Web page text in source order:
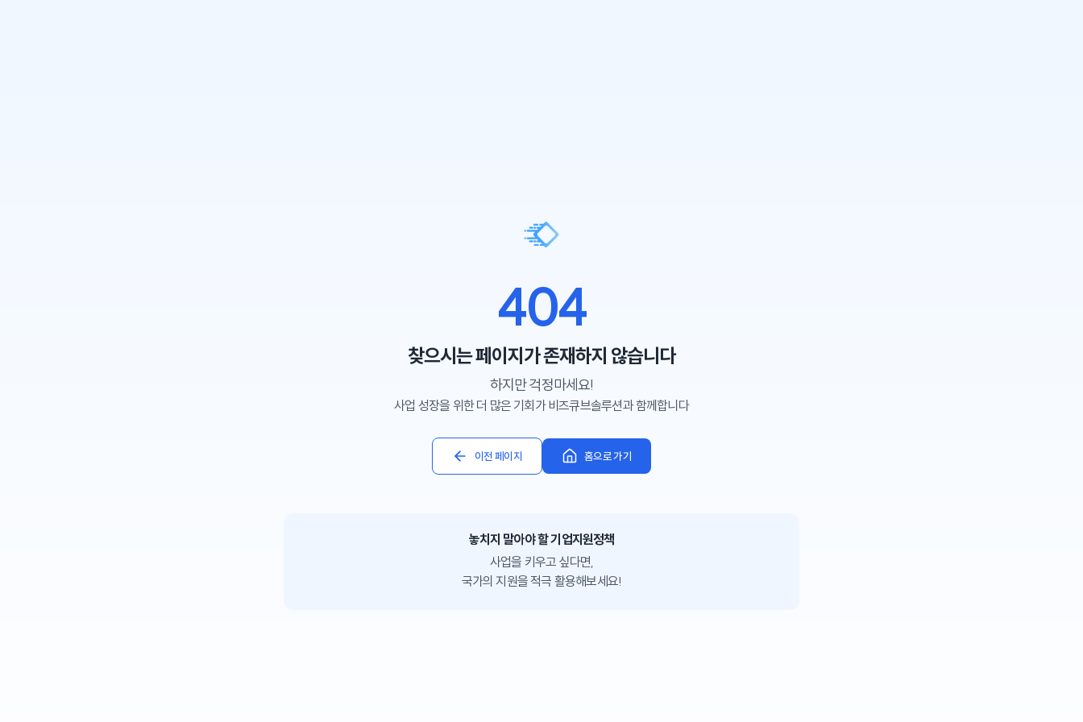
404
찾으시는 페이지가 존재하지 않습니다
하지만 걱정마세요!
사업 성장을 위한 더 많은 기회가 비즈큐브솔루션과 함께합니다
이전 페이지 홈으로 가기
놓치지 말아야 할 기업지원정책
사업을 키우고 싶다면,
국가의 지원을 적극 활용해보세요!